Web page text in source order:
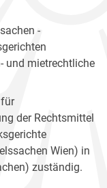
-
und mietrechtliche
der Rechtsmittel
Wien) in
zuständig.